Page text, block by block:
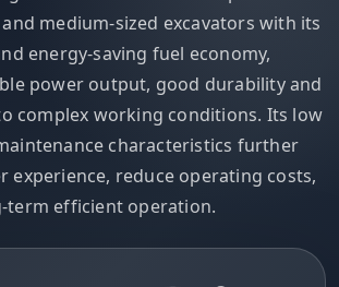
medium-sized excavators with its
energy-saving fuel economy,
power output, good durability and
complex working conditions. Its low
characteristics further
experience, reduce operating costs,
term efficient operation.